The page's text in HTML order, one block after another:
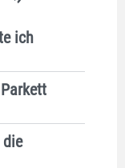
ich